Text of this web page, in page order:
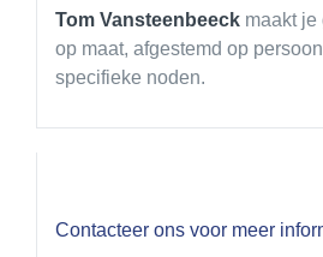
Tom Vansteenbeeck maakt je
op maat, afgestemd op
specifieke noden.
Contacteer ons voor meer